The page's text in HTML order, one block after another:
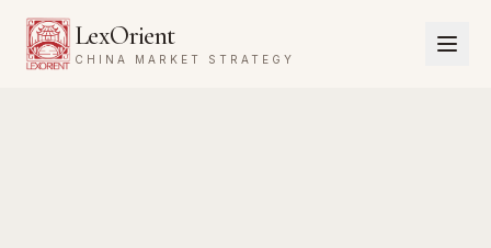
LexOrient
CHINA MARKET STRATEGY